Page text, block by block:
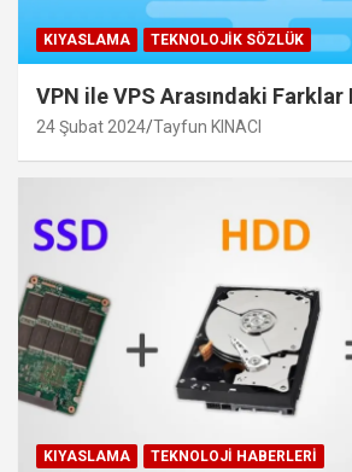
KIYASLAMA TEKNOLOJIK SÖZLÜK
VPN ile VPS Arasındaki Farklar
24 Şubat 2024 Tayfun KINACI
KIYASLAMA TEKNOLOJI HABERLERI